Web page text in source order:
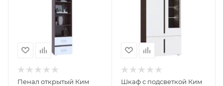
Пенал открытый Ким
Шкаф с подсветкой Ким